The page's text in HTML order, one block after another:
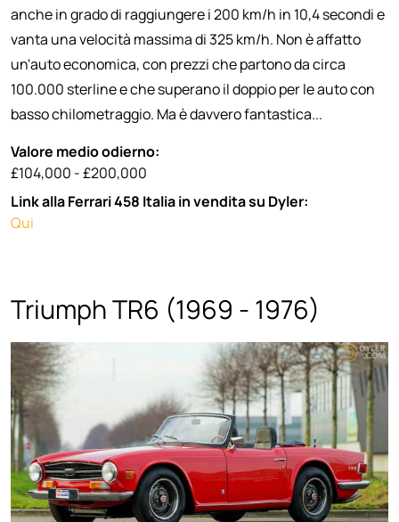
anche in grado di raggiungere i 200 km/h in 10,4 secondi e
vanta una velocità massima di 325 km/h. Non è affatto
un'auto economica, con prezzi che partono da circa
100.000 sterline e che superano il doppio per le auto con
basso chilometraggio. Ma è davvero fantastica...
Valore medio odierno:
£104,000 - £200,000
Link alla Ferrari 458 Italia in vendita su Dyler:
Qui
Triumph TR6 (1969 - 1976)